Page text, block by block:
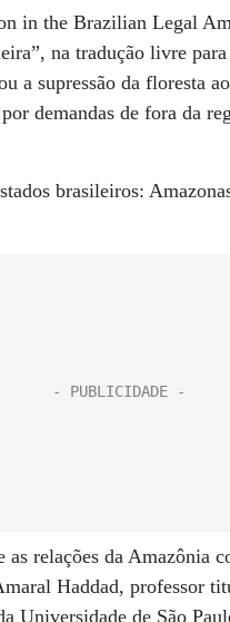
in the Brazilian Legal
na tradução livre
a supressão da floresta
demandas de fora da
brasileiros:
relações da Amazônia
Haddad, professor
Universidade de São